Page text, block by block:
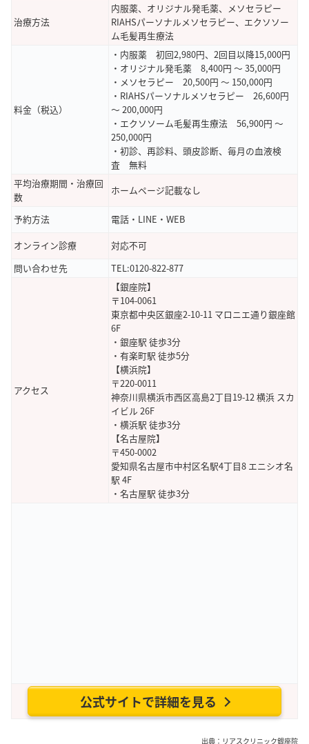
治療方法
内服薬、オリジナル発毛薬、メソセラピー
RIAHSパーソナルメソセラピー、エクソソー
ム毛髪再生療法
料金（税込）
・内服薬 初回2,980円、2回目以降15,000円
・オリジナル発毛薬 8,400円 〜 35,000円
・メソセラピー 20,500円 〜 150,000円
・RIAHSパーソナルメソセラピー 26,600円
〜 200,000円
・エクソソーム毛髪再生療法 56,900円 〜
250,000円
・初診、再診料、頭皮診断、毎月の血液検
査 無料
平均治療期間・治療回
数
ホームページ記載なし
予約方法
電話・LINE・WEB
オンライン診療
対応不可
問い合わせ先
TEL:0120-822-877
アクセス
【銀座院】
〒104-0061
東京都中央区銀座2-10-11 マロニエ通り銀座館
6F
・銀座駅 徒歩3分
・有楽町駅 徒歩5分
【横浜院】
〒220-0011
神奈川県横浜市西区高島2丁目19-12 横浜 スカ
イビル 26F
・横浜駅 徒歩3分
【名古屋院】
〒450-0002
愛知県名古屋市中村区名駅4丁目8 エニシオ名
駅 4F
・名古屋駅 徒歩3分
公式サイトで詳細を見る
出典： リアスクリニック銀座院